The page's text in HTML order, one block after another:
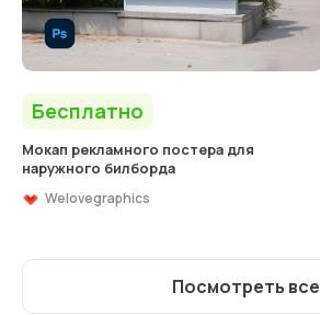
Бесплатно
Мокап рекламного постера для
наружного билборда
Welovegraphics
Посмотреть все